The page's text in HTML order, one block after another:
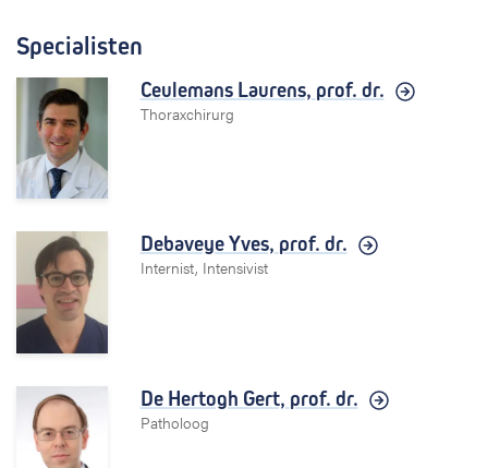
Specialisten
Ceulemans Laurens, prof. dr.
Thoraxchirurg
Debaveye Yves, prof. dr.
Internist, Intensivist
De Hertogh Gert, prof. dr.
Patholoog